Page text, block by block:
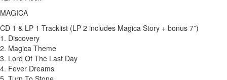
MAGICA
CD 1 & LP 1 Tracklist (LP 2 includes Magica Story + bonus 7”)
1. Discovery
2. Magica Theme
3. Lord Of The Last Day
4. Fever Dreams